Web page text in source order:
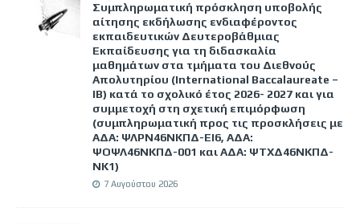
Συμπληρωματική πρόσκληση υποβολής
αίτησης εκδήλωσης ενδιαφέροντος
εκπαιδευτικών Δευτεροβάθμιας
Εκπαίδευσης για τη διδασκαλία
μαθημάτων στα τμήματα του Διεθνούς
Απολυτηρίου (International Baccalaureate –
IB) κατά το σχολικό έτος 2026- 2027 και για
συμμετοχή στη σχετική επιμόρφωση
(συμπληρωματική προς τις προσκλήσεις με
ΑΔΑ: ΨΛΡΝ46ΝΚΠΔ-ΕΙ6, ΑΔΑ:
ΨΟΨΛ46ΝΚΠΔ-001 και ΑΔΑ: ΨΤΧΔ46ΝΚΠΔ-
ΝΚ1)
7 Αυγούστου 2026